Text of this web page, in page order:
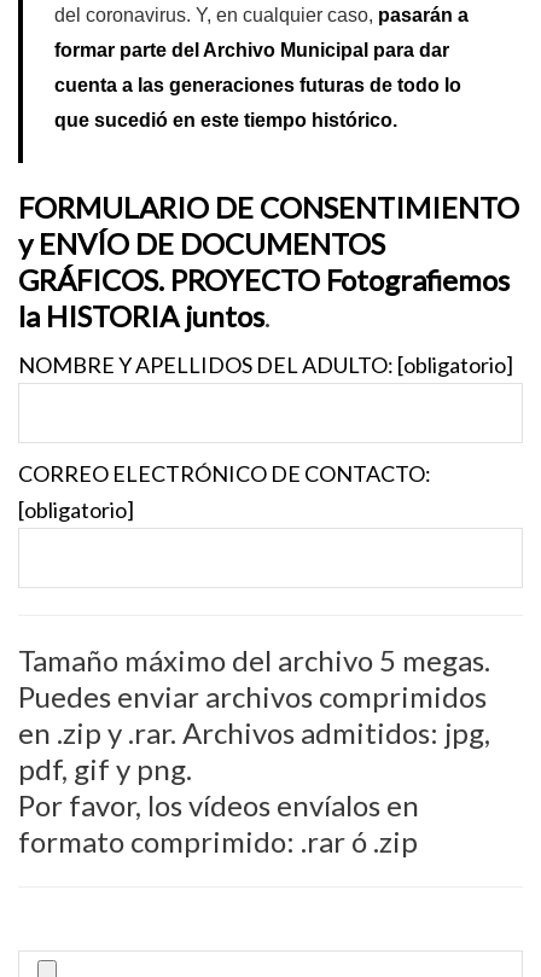
del coronavirus. Y, en cualquier caso, pasarán a
formar parte del Archivo Municipal para dar
cuenta a las generaciones futuras de todo lo
que sucedió en este tiempo histórico.
FORMULARIO DE CONSENTIMIENTO
y ENVÍO DE DOCUMENTOS
GRÁFICOS. PROYECTO Fotografiemos
la HISTORIA juntos.
NOMBRE Y APELLIDOS DEL ADULTO: [obligatorio]
CORREO ELECTRÓNICO DE CONTACTO:
[obligatorio]
Tamaño máximo del archivo 5 megas.
Puedes enviar archivos comprimidos
en .zip y .rar. Archivos admitidos: jpg,
pdf, gif y png.
Por favor, los vídeos envíalos en
formato comprimido: .rar ó .zip